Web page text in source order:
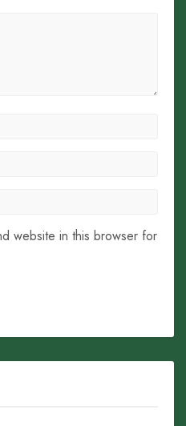
website in this browser for